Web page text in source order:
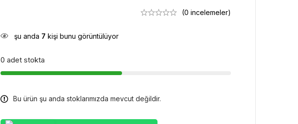
(0 incelemeler)
şu anda 7 kişi bunu görüntülüyor
0 adet stokta
Bu ürün şu anda stoklarımızda mevcut değildir.